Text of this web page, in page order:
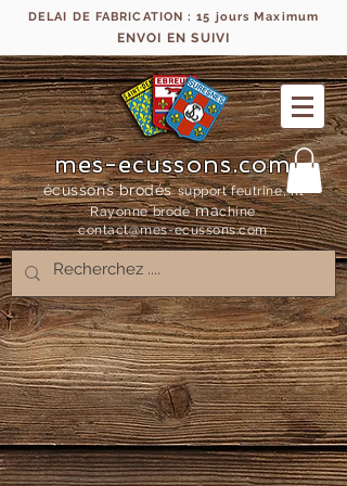
DELAI DE FABRICATION : 15 jours Maximum
ENVOI EN SUIVI
mes-ecussons.com
écussons brodés support feutrine, fil
Rayonne brodémachine
contact@mes-ecussons.com